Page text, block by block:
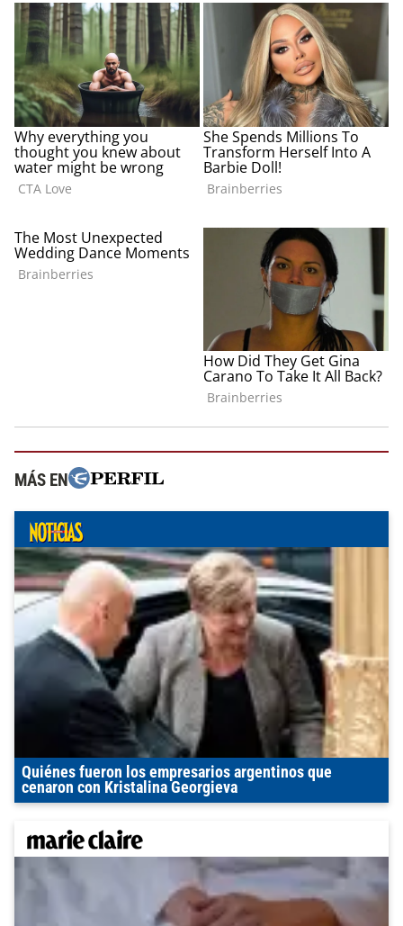
MÁS EN
Quiénes fueron los empresarios argentinos que
cenaron con Kristalina Georgieva